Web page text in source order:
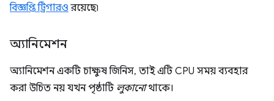
বিজ্ঞপ্তি ট্রিগারও রয়েছে৷
অ্যানিমেশন
অ্যানিমেশন একটি চাক্ষুষ জিনিস, তাই এটি CPU সময় ব্যবহার
করা উচিত নয় যখন পৃষ্ঠাটি লুকানোথাকে।